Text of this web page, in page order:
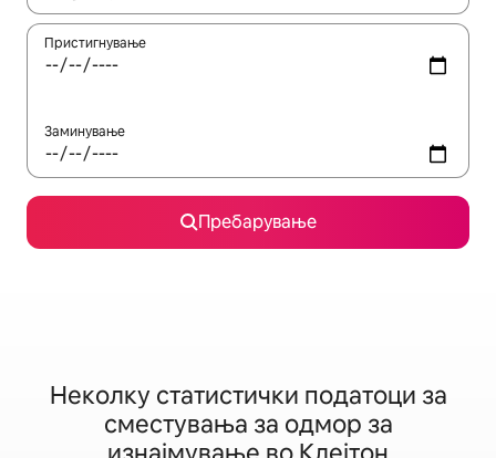
Пристигнување
Заминување
Пребарување
Неколку статистички податоци за
сместувања за одмор за